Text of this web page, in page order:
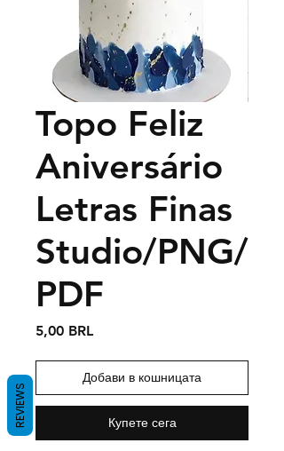
Topo Feliz
Aniversário
Letras Finas
Studio/PNG/
PDF
5,00 BRLЦена
Добави в кошницата
Купете сега
REVIEWS